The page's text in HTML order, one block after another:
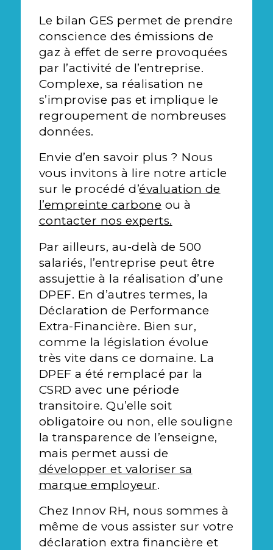
Le bilan GES permet de prendre
conscience des émissions de
gaz à effet de serre provoquées
par l’activité de l’entreprise.
Complexe, sa réalisation ne
s’improvise pas et implique le
regroupement de nombreuses
données.
Envie d’en savoir plus ? Nous
vous invitons à lire notre article
sur le procédé d’évaluation de
l’empreinte carbone ou à
contacter nos experts.
Par ailleurs, au-delà de 500
salariés, l’entreprise peut être
assujettie à la réalisation d’une
DPEF. En d’autres termes, la
Déclaration de Performance
Extra-Financière. Bien sur,
comme la législation évolue
très vite dans ce domaine. La
DPEF a été remplacé par la
CSRD avec une période
transitoire. Qu’elle soit
obligatoire ou non, elle souligne
la transparence de l’enseigne,
mais permet aussi de
développer et valoriser sa
marque employeur.
Chez Innov RH, nous sommes à
même de vous assister sur votre
déclaration extra financière et